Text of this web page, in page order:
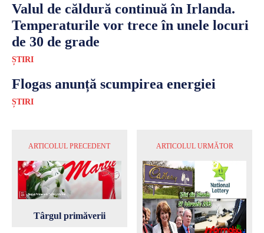
Valul de căldură continuă în Irlanda.
Temperaturile vor trece în unele locuri
de 30 de grade
ȘTIRI
Flogas anunță scumpirea energiei
ȘTIRI
ARTICOLUL PRECEDENT
Târgul primăverii
ARTICOLUL URMĂTOR